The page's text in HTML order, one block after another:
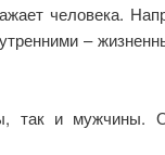
человека.
–
так и мужчины.